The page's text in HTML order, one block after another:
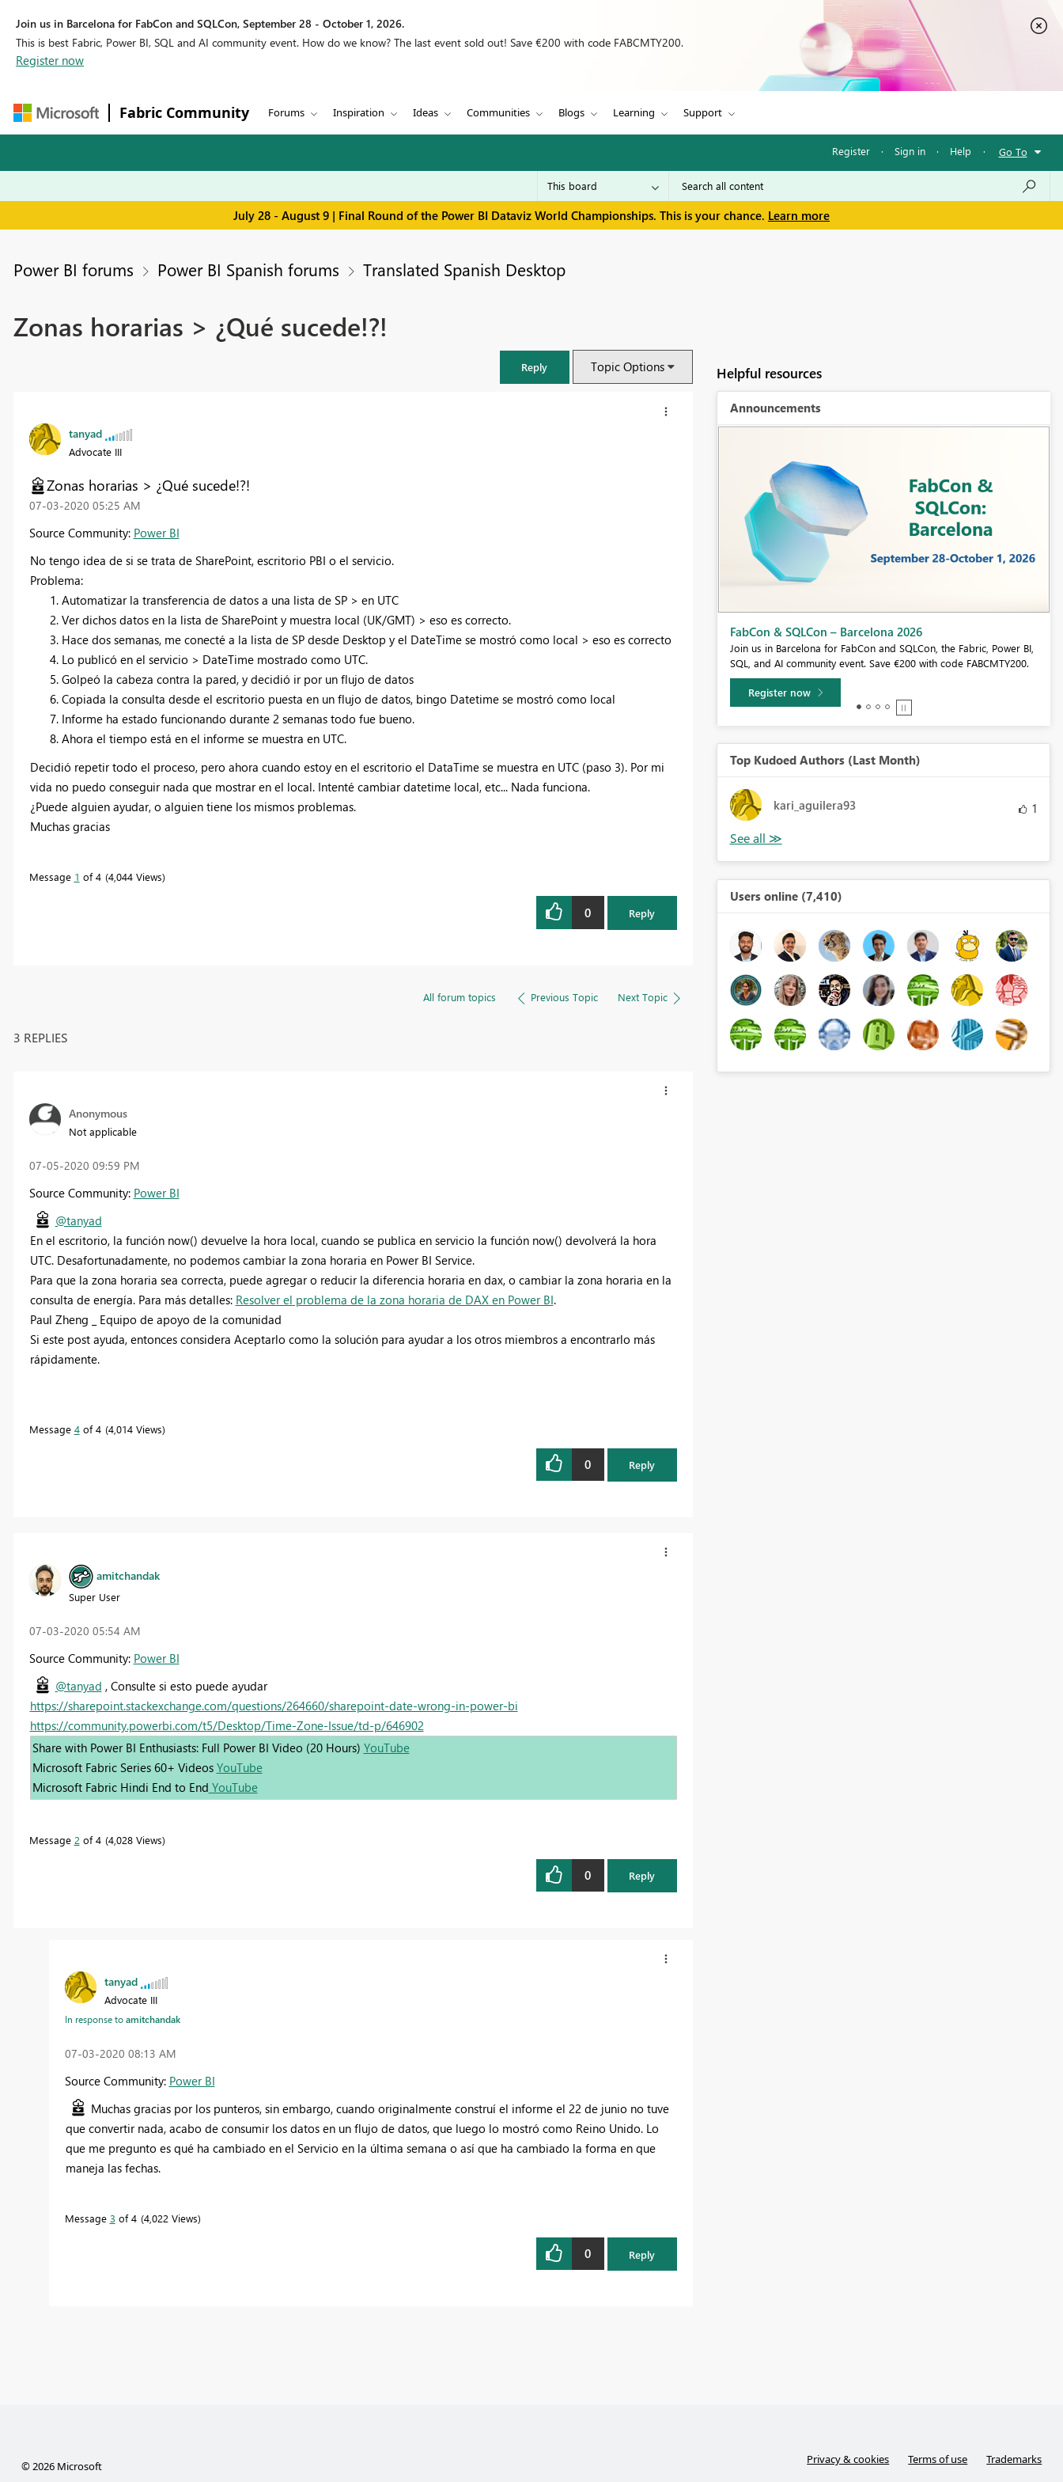
Join us in Barcelona for FabCon and SQLCon, September 28 - October 1, 2026.
This is best Fabric, Power BI, SQL and AI community event. How do we know? The last event sold out! Save €200 with code FABCMTY200.
Register now
Fabric Community Forums Inspiration Ideas Communities Blogs Learning Support
Register · Sign in · Help · Go To
July 28 - August 9 | Final Round of the Power BI Dataviz World Championships. This is your chance. Learn more
Power BI forums Power BI Spanish forums Translated Spanish Desktop
Zonas horarias > ¿Qué sucede!?!
Reply Topic Options
tanyad
Advocate III
Zonas horarias > ¿Qué sucede!?!
‎07-03-2020 05:25 AM
Source Community: Power BI
No tengo idea de si se trata de SharePoint, escritorio PBI o el servicio.
Problema:
Automatizar la transferencia de datos a una lista de SP > en UTC
Ver dichos datos en la lista de SharePoint y muestra local (UK/GMT) > eso es correcto.
Hace dos semanas, me conecté a la lista de SP desde Desktop y el DateTime se mostró como local > eso es correcto
Lo publicó en el servicio > DateTime mostrado como UTC.
Golpeó la cabeza contra la pared, y decidió ir por un flujo de datos
Copiada la consulta desde el escritorio puesta en un flujo de datos, bingo Datetime se mostró como local
Informe ha estado funcionando durante 2 semanas todo fue bueno.
Ahora el tiempo está en el informe se muestra en UTC.
Decidió repetir todo el proceso, pero ahora cuando estoy en el escritorio el DataTime se muestra en UTC (paso 3). Por mi
vida no puedo conseguir nada que mostrar en el local. Intenté cambiar datetime local, etc... Nada funciona.
¿Puede alguien ayudar, o alguien tiene los mismos problemas.
Muchas gracias
Message 1 of 4 4,044 Views
0 Reply
All forum topics Previous Topic Next Topic
3 REPLIES
Anonymous
Not applicable
‎07-05-2020 09:59 PM
Source Community: Power BI
@tanyad
En el escritorio, la función now() devuelve la hora local, cuando se publica enservicio la función now() devolverá la hora
UTC. Desafortunadamente, no podemos cambiar la zona horaria en Power BI Service.
Para que la zona horaria sea correcta, puede agregar o reducir la diferencia horaria en dax, o cambiar la zona horaria en la
consulta de energía. Para más detalles: Resolver el problema de la zona horaria de DAX en Power BI.
Paul Zheng _ Equipo de apoyo de la comunidad
Si este post ayuda, entonces considera Aceptarlo como la solución para ayudar a los otros miembros a encontrarlo más
rápidamente.
Message 4of 4 4,014 Views
0 Reply
amitchandak
Super User
‎07-03-2020 05:54 AM
Source Community: Power BI
@tanyad , Consulte si esto puede ayudar
https://sharepoint.stackexchange.com/questions/264660/sharepoint-date-wrong-in-power-bi
https://community.powerbi.com/t5/Desktop/Time-Zone-Issue/td-p/646902
Share with Power BI Enthusiasts: Full Power BI Video (20 Hours) YouTube
Microsoft Fabric Series 60+ Videos YouTube
Microsoft Fabric Hindi End to End YouTube
Message 2 of 4 4,028 Views
0 Reply
tanyad
Advocate III
In response toamitchandak
‎07-03-2020 08:13 AM
Source Community: Power BI
Muchas gracias por los punteros, sin embargo, cuando originalmente construí el informe el 22 de junio no tuve
que convertir nada, acabo de consumir los datos en un flujo de datos, que luego lo mostró como Reino Unido. Lo
que me pregunto es qué ha cambiado en el Servicio en la última semana o así que ha cambiado la forma en que
maneja las fechas.
Message 3 of 4 4,022 Views
0 Reply
Helpful resources
Announcements
FabCon & SQLCon – Barcelona 2026
Join us in Barcelona for FabCon and SQLCon, the Fabric, Power BI,
Register now
Fabric Community Sticker Challenge - Barcelona 2026
If you love stickers, then you will definitely want to check out our
community sticker challenge, Barcelona edition!
Learn more
Top Kudoed Authors (Last Month)
kari_aguilera93 1
Users online (7,410)
© 2026 Microsoft Privacy & cookies Terms of use Trademarks